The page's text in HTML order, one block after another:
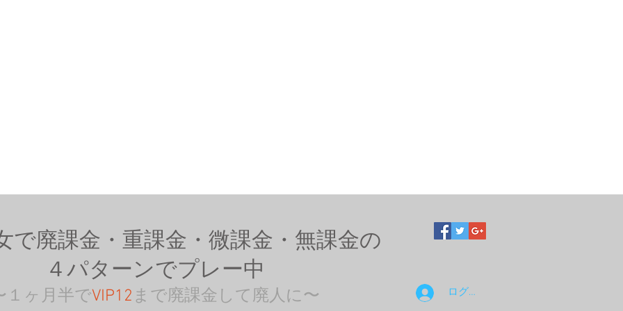
で廃課金・重課金・微課金・無課金の
４パターンでプレー中
１ヶ月半でVIP12 まで廃課金して廃人に〜 ログイン